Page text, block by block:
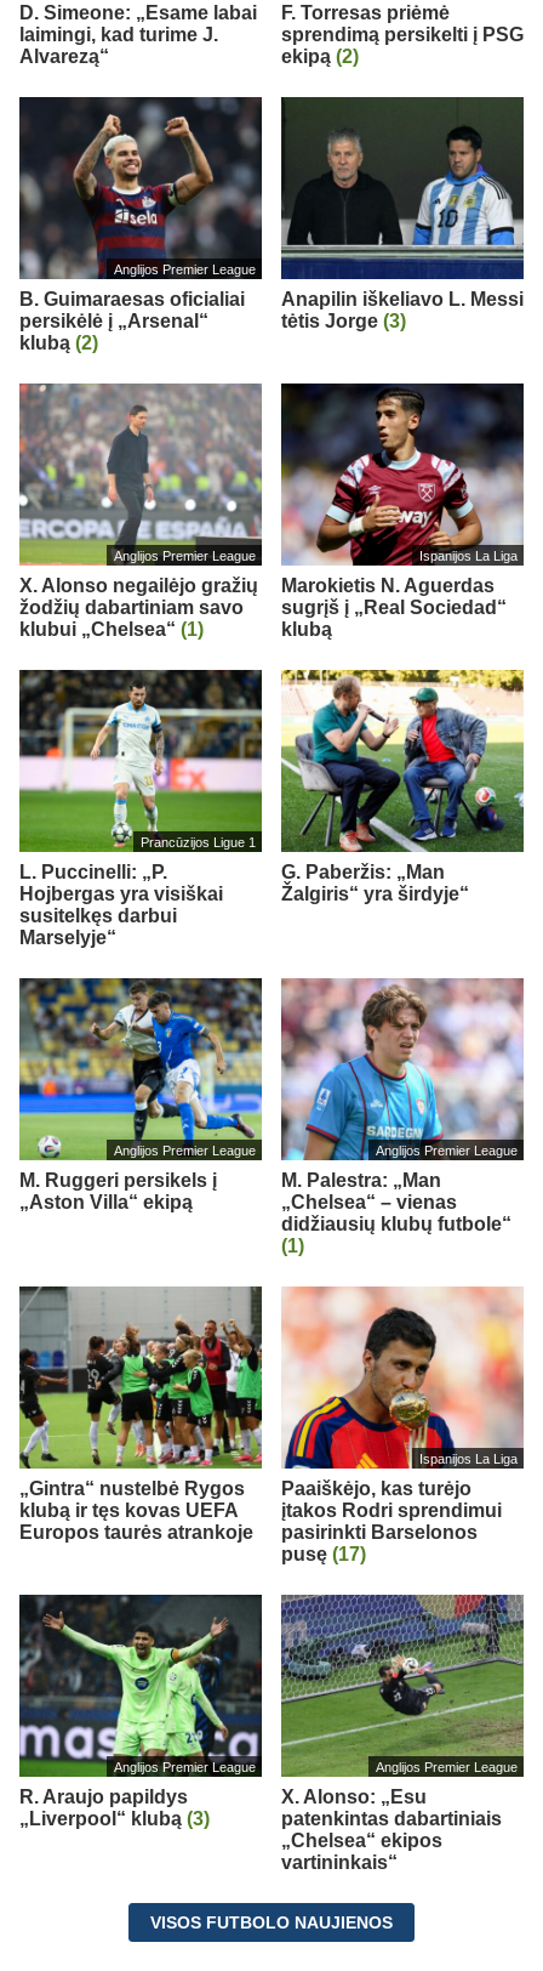
D. Simeone: „Esame labai
laimingi, kad turime J.
Alvarezą“
F. Torresas priėmė
sprendimą persikelti į PSG
ekipą (2)
Anglijos Premier League
B. Guimaraesas oficialiai
persikėlė į „Arsenal“
klubą (2)
Anapilin iškeliavo L. Messi
tėtis Jorge (3)
Anglijos Premier League
X. Alonso negailėjo gražių
žodžių dabartiniam savo
klubui „Chelsea“ (1)
Ispanijos La Liga
Marokietis N. Aguerdas
sugrįš į „Real Sociedad“
klubą
Prancūzijos Ligue 1
L. Puccinelli: „P.
Hojbergas yra visiškai
susitelkęs darbui
Marselyje“
G. Paberžis: „Man
Žalgiris“ yra širdyje“
Anglijos Premier League
M. Ruggeri persikels į
„Aston Villa“ ekipą
Anglijos Premier League
M. Palestra: „Man
„Chelsea“ – vienas
didžiausių klubų futbole“
(1)
„Gintra“ nustelbė Rygos
klubą ir tęs kovas UEFA
Europos taurės atrankoje
Ispanijos La Liga
Paaiškėjo, kas turėjo
įtakos Rodri sprendimui
pasirinkti Barselonos
pusę (17)
Anglijos Premier League
R. Araujo papildys
„Liverpool“ klubą (3)
Anglijos Premier League
X. Alonso: „Esu
patenkintas dabartiniais
„Chelsea“ ekipos
vartininkais“
VISOS FUTBOLO NAUJIENOS